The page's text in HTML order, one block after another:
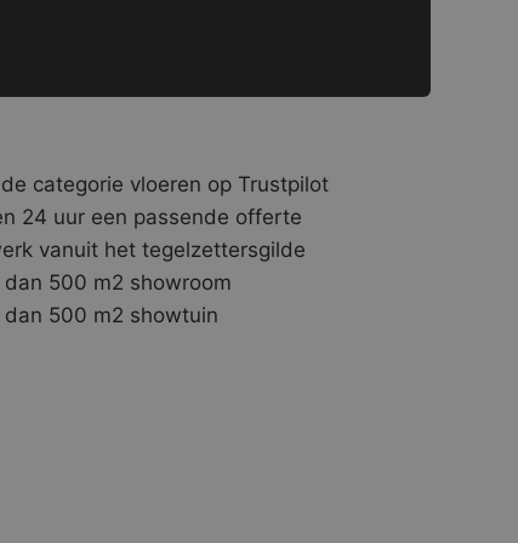
categorie vloeren op Trustpilot
24 uur een passende offerte
vanuit het tegelzettersgilde
dan 500 m2 showroom
dan 500 m2 showtuin